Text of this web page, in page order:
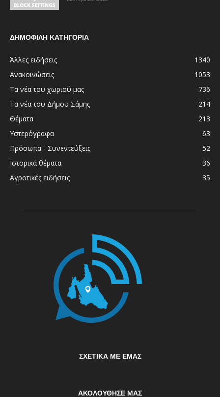
ΔΗΜΟΦΙΛΗ ΚΑΤΗΓΟΡΙΑ
Άλλες ειδήσεις
1340
Ανακοινώσεις
1053
Τα νέα του χωριού μας
736
Τα νέα του Δήμου Σάμης
214
Θέματα
213
Υστερόγραφα
63
Πρόσωπα - Συνεντεύξεις
52
Ιστορικά θέματα
36
Αγροτικές ειδήσεις
35
ΣΧΕΤΙΚΆ ΜΕ ΕΜΆΣ
ΑΚΟΛΟΥΘΗΣΕ ΜΑΣ